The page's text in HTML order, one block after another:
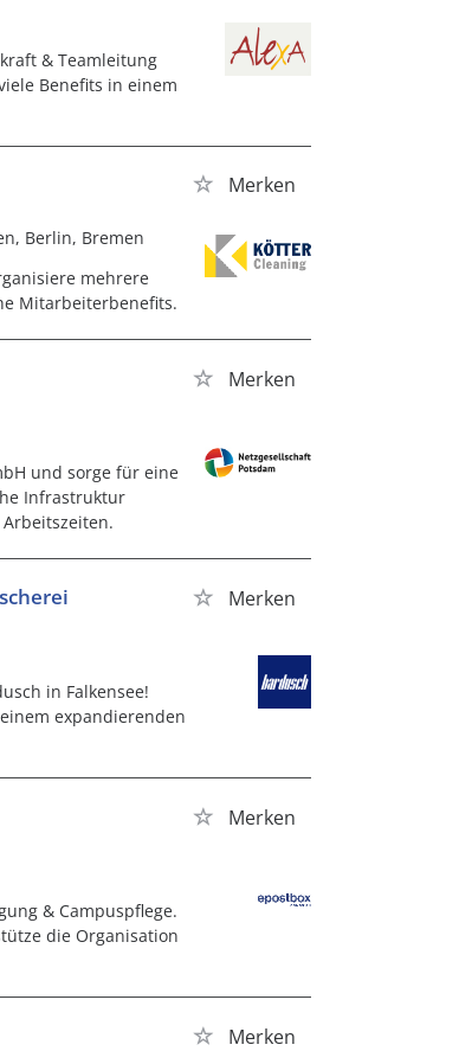
& Teamleitung
Benefits in einem
Merken
Berlin, Bremen
mehrere
Mitarbeiterbenefits.
Merken
und sorge für eine
Infrastruktur
Merken
in Falkensee!
expandierenden
Merken
& Campuspflege.
die Organisation
Merken